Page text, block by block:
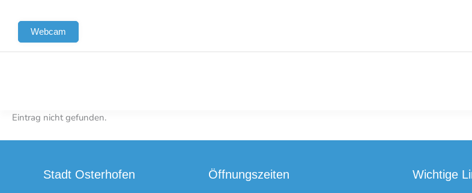
Inhalt
springenWebcam
Eintrag nicht gefunden.
Stadt Osterhofen Öffnungszeiten Wichtige